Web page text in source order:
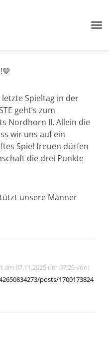
Spieltag in der
geht’s zum
Nordhorn II. Allein die
wir uns auf ein
Spiel freuen dürfen
die drei Punkte
unsere Männer
07.11.2025 um 07:25 von:
posts/1700173824